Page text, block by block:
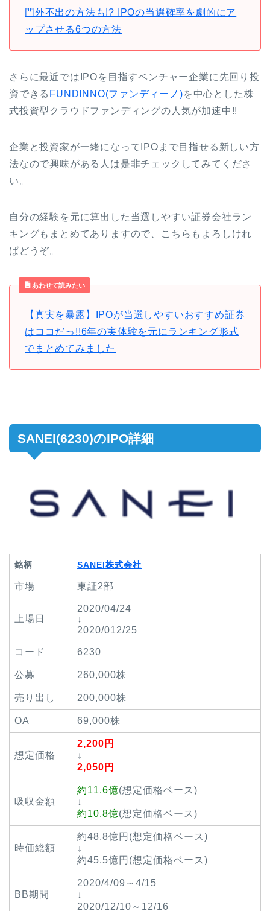
門外不出の方法も!? IPOの当選確率を劇的にア
ップさせる6つの方法
さらに最近ではIPOを目指すベンチャー企業に先回り投
資できる FUNDINNO(ファンディーノ)を中心とした株
式投資型クラウドファンディングの人気が加速中!!
企業と投資家が一緒になってIPOまで目指せる新しい方
法なので興味がある人は是非チェックしてみてくださ
い。
自分の経験を元に算出した当選しやすい証券会社ラン
キングもまとめてありますので、こちらもよろしけれ
ばどうぞ。
あわせて読みたい
【真実を暴露】IPOが当選しやすいおすすめ証券
はココだっ!!6年の実体験を元にランキング形式
でまとめてみました
SANEI(6230)のIPO詳細
銘柄 SANEI株式会社
市場 東証2部
上場日
2020/04/24
↓
2020/012/25
コード 6230
公募 260,000株
売り出し 200,000株
OA 69,000株
想定価格
2,200円
↓
2,050円
吸収金額
約11.6億(想定価格ベース)
↓
約10.8億(想定価格ベース)
時価総額
約48.8億円(想定価格ベース)
↓
約45.5億円(想定価格ベース)
BB期間
2020/4/09～4/15
↓
2020/12/10～12/16